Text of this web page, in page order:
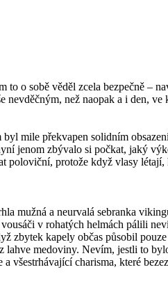
to o sobě věděl zcela bezpečně
než naopak a i den,
mile překvapen solidním
jenom zbývalo si počkat, jaký
protože když vlasy létají,
mužná a neurvalá sebranka
v rohatých helmách pálili
zbytek kapely občas působil
medoviny. Nevím, jestli to
všestrhávající charisma, které